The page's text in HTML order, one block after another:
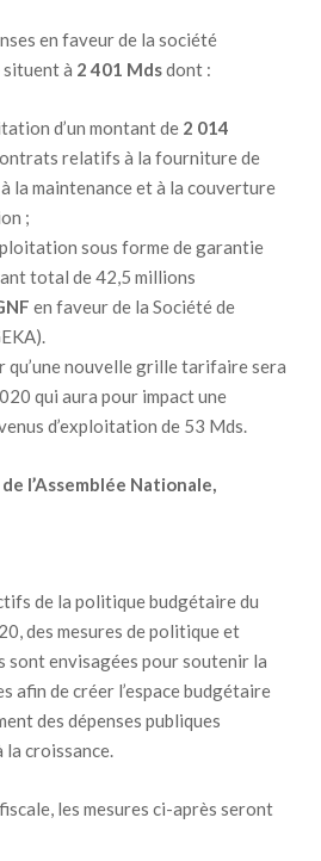
en faveur de la société
situent à 2 401 Mdsdont :
d’un montant de 2 014
relatifs à la fourniture de
à la maintenance et à la couverture
;
sous forme de garantie
total de 42,5 millions
en faveur de la Société de
nouvelle grille tarifaire sera
qui aura pour impact une
d’exploitation de 53 Mds.
l’Assemblée Nationale,
de la politique budgétaire du
des mesures de politique et
sont envisagées pour soutenir la
afin de créer l’espace budgétaire
des dépenses publiques
croissance.
les mesures ci-après seront